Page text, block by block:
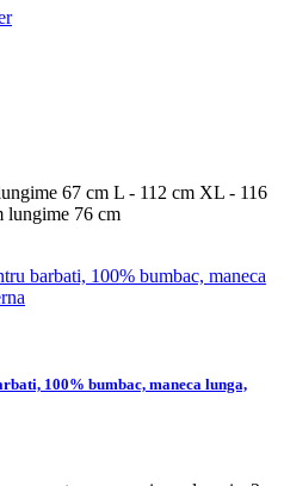
67 cm L - 112 cm XL - 116
lungime 76 cm
100% bumbac, maneca lunga,